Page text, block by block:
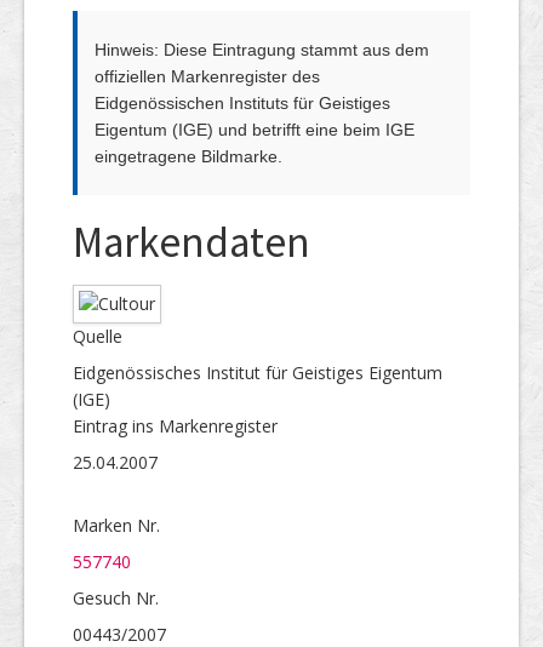
Hinweis: Diese Eintragung stammt aus dem
offiziellen Markenregister des
Eidgenössischen Instituts für Geistiges
Eigentum (IGE) und betrifft eine beim IGE
eingetragene Bildmarke.
Markendaten
Quelle
Eidgenössisches Institut für Geistiges Eigentum
(IGE)
Eintrag ins Markenregister
25.04.2007
Marken Nr.
557740
Gesuch Nr.
00443/2007